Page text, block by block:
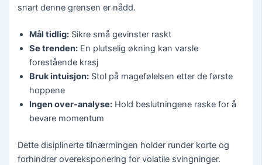
snart denne grensen er nådd.
Mål tidlig: Sikre små gevinster raskt
Se trenden: En plutselig økning kan varsle
forestående krasj
Bruk intuisjon: Stol på magefølelsen etter de første
hoppene
Ingen over‑analyse: Hold beslutningene raske for å
bevare momentum
Dette disiplinerte tilnærmingen holder runder korte og
forhindrer overeksponering for volatile svingninger.